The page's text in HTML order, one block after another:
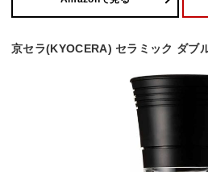
京セラ(KYOCERA) セラミック ダブ